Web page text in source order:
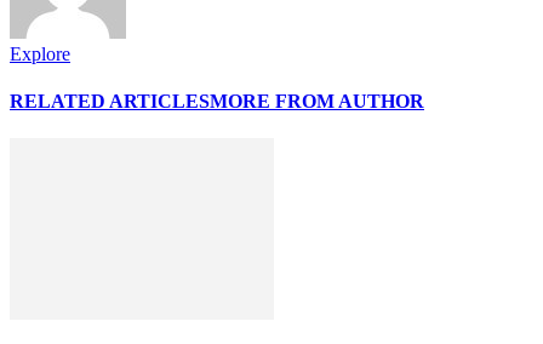
Explore
RELATED ARTICLESMORE FROM AUTHOR